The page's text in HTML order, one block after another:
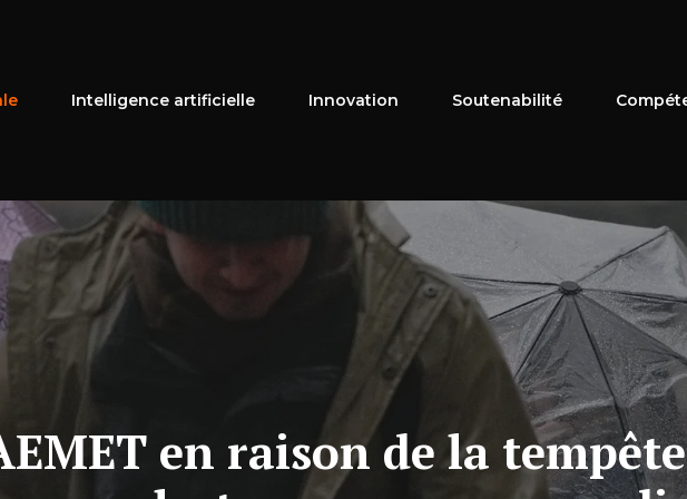
Intelligence artificielle Innovation Soutenabilité
en raison de la